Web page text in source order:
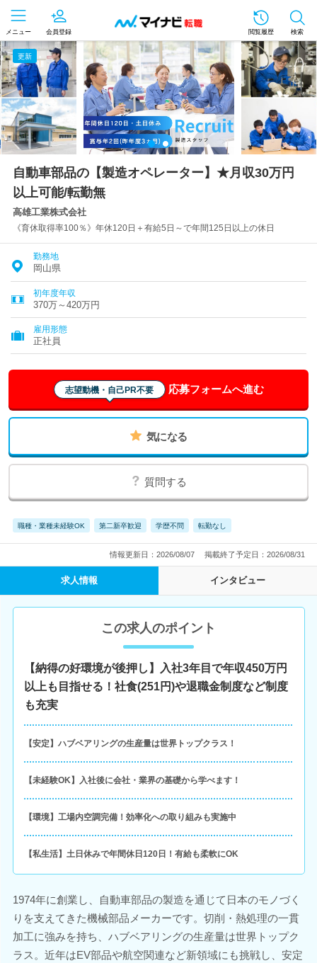
メニュー 会員登録 閲覧履歴 検索
更新
自動車部品の【製造オペレーター】★月収30万円
以上可能/転勤無
高雄工業株式会社
《育休取得率100％》年休120日＋有給5日～で年間125日以上の休日
勤務地
岡山県
初年度年収
370万～420万円
雇用形態
正社員
志望動機・自己PR不要 応募フォームへ進む
気になる
質問する
職種・業種未経験OK 第二新卒歓迎 学歴不問 転勤なし
情報更新日：2026/08/07 掲載終了予定日：2026/08/31
求人情報 インタビュー
この求人のポイント
【納得の好環境が後押し】入社3年目で年収450万円
以上も目指せる！社食(251円)や退職金制度など制度
も充実
【安定】ハブベアリングの生産量は世界トップクラス！
【未経験OK】入社後に会社・業界の基礎から学べます！
【環境】工場内空調完備！効率化への取り組みも実施中
【私生活】土日休みで年間休日120日！有給も柔軟にOK
1974年に創業し、自動車部品の製造を通じて日本のモノづく
りを支えてきた機械部品メーカーです。切削・熱処理の一貫
加工に強みを持ち、ハブベアリングの生産量は世界トップク
ラス。近年はEV部品や航空関連など新領域にも挑戦し、安定